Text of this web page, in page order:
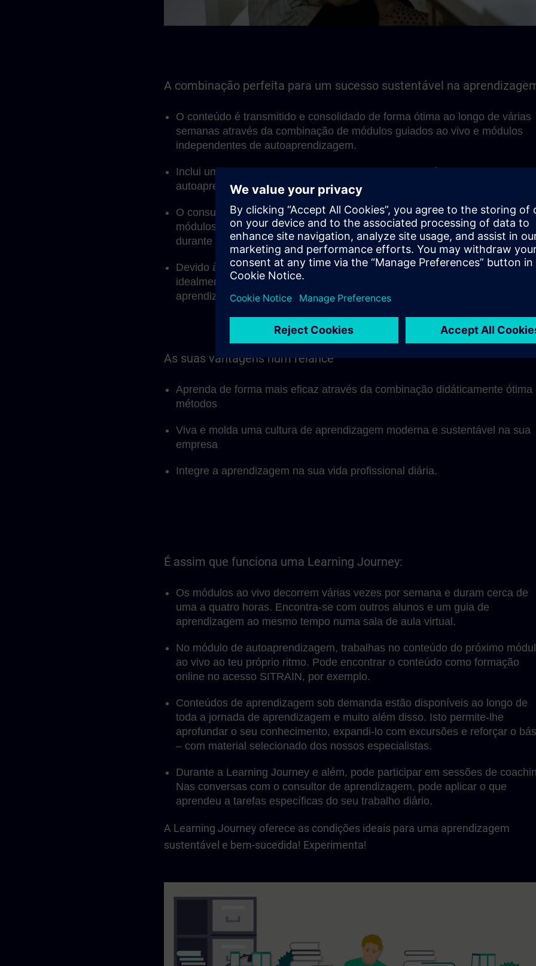
A combinação perfeita para um sucesso sustentável na
O conteúdo é transmitido e consolidado de forma ótima ao longo de várias
semanas através da combinação de módulos guiados ao vivo e módulos
independentes de autoaprendizagem.
Inclui uma Learning Membership para trabalhar em módulos de
autoaprendizagem e aceder a conteúdos sob demanda.
O consultor de aprendizagem SITRAIN está, claro, disponível durante os
módulos ao vivo, mas também para perguntas e discussões individuais
durante as sessões de coaching.
Devido à estrutura modular, as unidades de aprendizagem podem ser
idealmente integradas no trabalho diário e adaptadas ao seu próprio ritmo
aprendizagem.
As suas vantagens num relance
Aprenda de forma mais eficaz através da combinação didáticamente ótima
métodos
Viva e molda uma cultura de aprendizagem moderna e sustentável na sua
empresa
Integre a aprendizagem na sua vida profissional diária.
É assim que funciona uma Learning Journey:
Os módulos ao vivo decorrem várias vezes por semana e duram cerca de
uma a quatro horas. Encontra-se com outros alunos e um guia de
aprendizagem ao mesmo tempo numa sala de aula virtual.
No módulo de autoaprendizagem, trabalhas no conteúdo do próximo
ao vivo ao teu próprio ritmo. Pode encontrar o conteúdo como formação
online no acesso SITRAIN, por exemplo.
Conteúdos de aprendizagem sob demanda estão disponíveis ao longo de
toda a jornada de aprendizagem e muito além disso. Isto permite-lhe
aprofundar o seu conhecimento, expandi-lo com excursões e reforçar o
– com material selecionado dos nossos especialistas.
Durante a Learning Journey e além, pode participar em sessões de
Nas conversas com o consultor de aprendizagem, pode aplicar o que
aprendeu a tarefas específicas do seu trabalho diário.
A Learning Journey oferece as condições ideais para uma aprendizagem
sustentável e bem-sucedida! Experimenta!